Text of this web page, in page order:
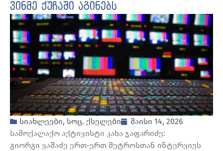
ვინმე ქუჩაში აგინებს
სიახლეები, სოც. ქსელები
მაისი 14, 2026
სამოქალაქო აქტივისტი კახა ჯაფარიძე:
გიორგი ვაშაძე ერთ-ერთ მეტროსთან ინტერვიუს